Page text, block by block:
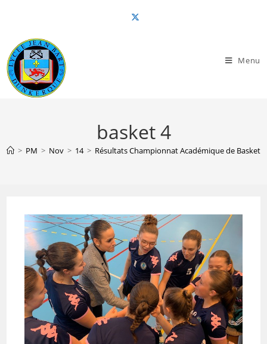
content
Menu
basket 4
> PM > Nov > 14 > Résultats Championnat Académique de Basket-